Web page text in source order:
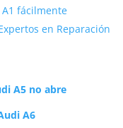
fácilmente
en Reparación
A5 no abre
A6